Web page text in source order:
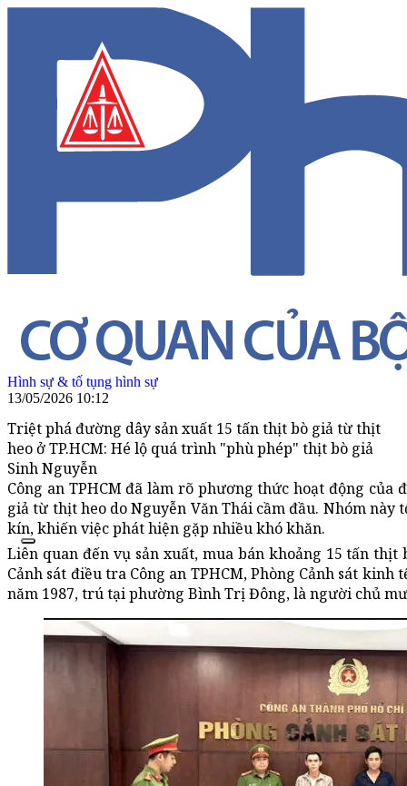
Hình sự & tố tụng hình sự
13/05/2026 10:12
Triệt phá đường dây sản xuất 15 tấn thịt bò giả từ thịt
heo ở TP.HCM: Hé lộ quá trình "phù phép" thịt bò giả
Sinh Nguyễn
Công an TPHCM đã làm rõ phương thức hoạt động của
giả từ thịt heo do Nguyễn Văn Thái cầm đầu. Nhóm này
kín, khiến việc phát hiện gặp nhiều khó khăn.
Liên quan đến vụ sản xuất, mua bán khoảng 15 tấn thịt
Cảnh sát điều tra Công an TPHCM, Phòng Cảnh sát
năm 1987, trú tại phường Bình Trị Đông, là người chủ